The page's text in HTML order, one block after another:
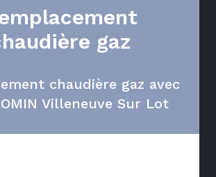
gaz
chaudière gaz avec
Villeneuve Sur Lot